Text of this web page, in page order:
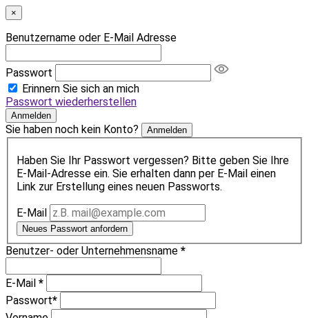
×
Benutzername oder E-Mail Adresse
Passwort
Erinnern Sie sich an mich
Passwort wiederherstellen
Anmelden
Sie haben noch kein Konto? Anmelden
Haben Sie Ihr Passwort vergessen? Bitte geben Sie Ihre
E-Mail-Adresse ein. Sie erhalten dann per E-Mail einen
Link zur Erstellung eines neuen Passworts.
E-Mail
Neues Passwort anfordern
Benutzer- oder Unternehmensname *
E-Mail *
Passwort*